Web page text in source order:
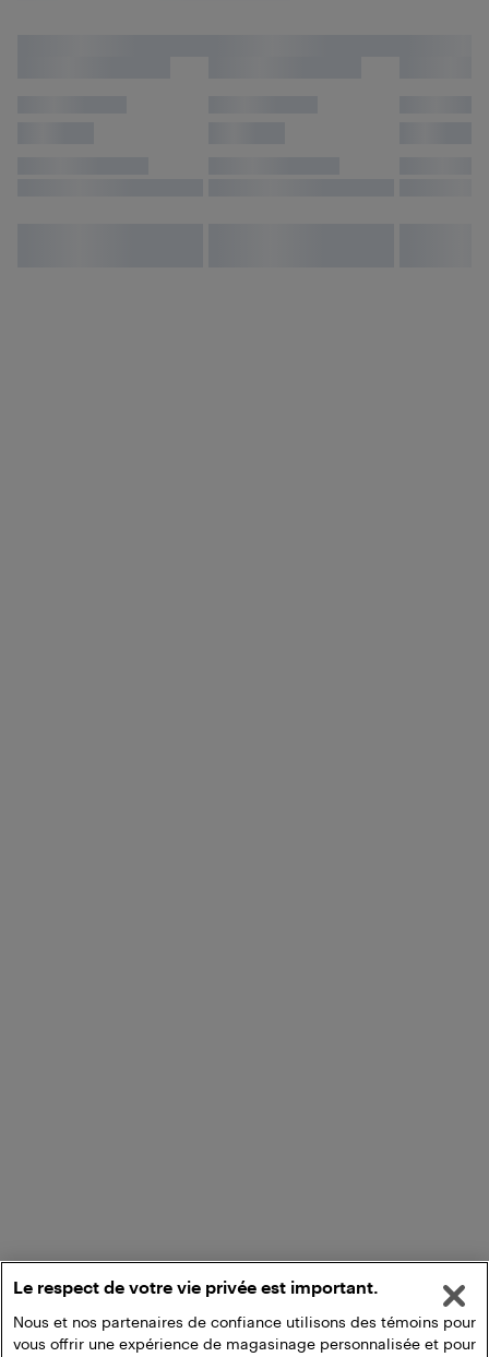
Le respect de votre vie privée est important.
Nous et nos partenaires de confiance utilisons des témoins pour
vous offrir une expérience de magasinage personnalisée et pour